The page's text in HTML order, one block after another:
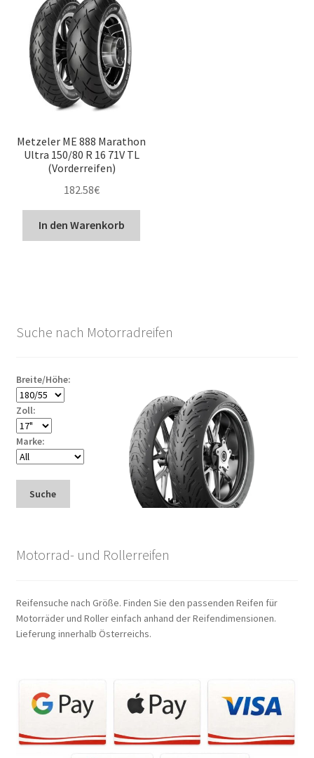
Metzeler ME 888 Marathon
Ultra 150/80 R 16 71V TL
(Vorderreifen)
182.58€
In den Warenkorb
Suche nach Motorradreifen
Breite/Höhe:
Zoll:
Marke:
Suche
Motorrad- und Rollerreifen
Reifensuche nach Größe. Finden Sie den passenden Reifen für
Motorräder und Roller einfach anhand der Reifendimensionen.
Lieferung innerhalb Österreichs.